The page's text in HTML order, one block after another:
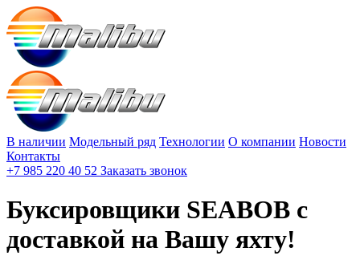
В наличии Модельный ряд Технологии О компании Новости
Контакты
+7 985 220 40 52 Заказать звонок
Буксировщики SEABOB с
доставкой на Вашу яхту!